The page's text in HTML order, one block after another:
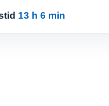
13 h 6 min